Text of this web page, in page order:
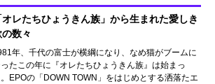
オレたちひょうきん族」から生まれた愛しき
数々
年、千代の富士が横綱になり、なめ猫がブームに
たこの年に『オレたちひょうきん族』は始まっ
EPOの「DOWN TOWN」をはじめとする洒落たエ